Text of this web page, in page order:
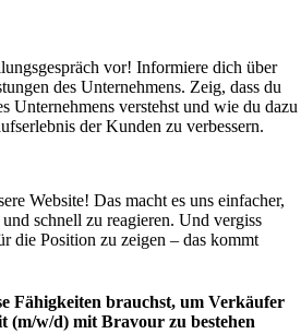
vor! Informiere dich über
des Unternehmens. Zeig, dass du
Unternehmens verstehst und wie du dazu
der Kunden zu verbessern.
Website! Das macht es uns einfacher,
schnell zu reagieren. Und vergiss
die Position zu zeigen – das kommt
Fähigkeiten brauchst, um Verkäufer
(m/w/d) mit Bravour zu bestehen